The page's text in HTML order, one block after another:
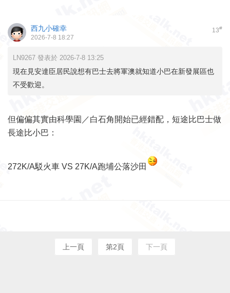
13#
西九小確幸
2026-7-8 18:27
LN9267 發表於 2026-7-8 13:25
現在見安達臣居民說想有巴士去將軍澳就知道小巴在新發展區也
不受歡迎。
但偏偏其實由科學園／白石角開始已經錯配，短途比巴士做
長途比小巴：
272K/A駁火車 VS 27K/A跑埔公落沙田
上一頁 第2頁 下一頁